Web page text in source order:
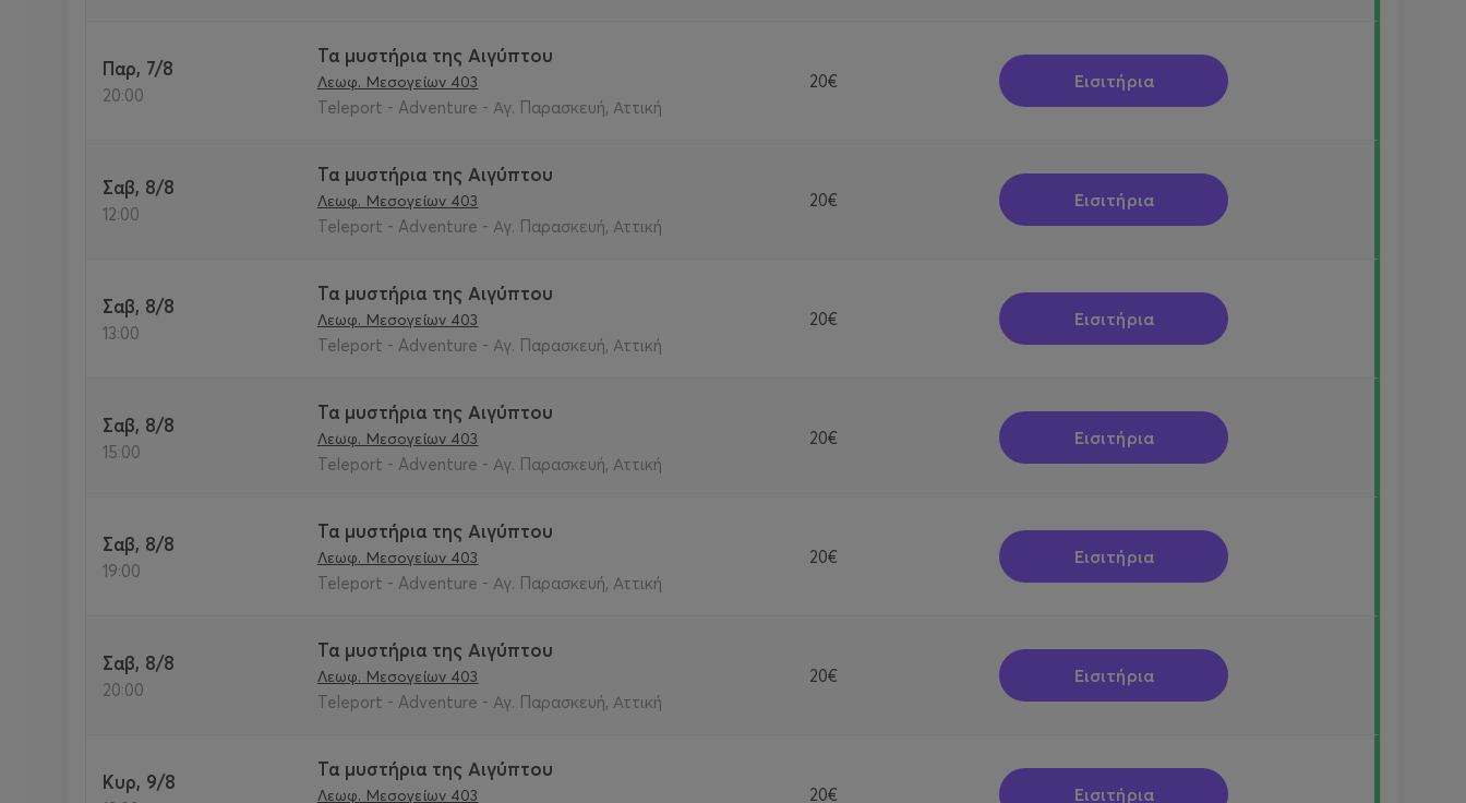
Παρ, 7/8
20:00
Τα μυστήρια της Αιγύπτου
Λεωφ. Μεσογείων 403
Teleport - Adventure - Αγ. Παρασκευή, Αττική
20€ Εισιτήρια
Σαβ, 8/8
12:00
Τα μυστήρια της Αιγύπτου
Λεωφ. Μεσογείων 403
Teleport - Adventure - Αγ. Παρασκευή, Αττική
20€ Εισιτήρια
Σαβ, 8/8
13:00
Τα μυστήρια της Αιγύπτου
Λεωφ. Μεσογείων 403
Teleport - Adventure - Αγ. Παρασκευή, Αττική
20€ Εισιτήρια
Σαβ, 8/8
15:00
Τα μυστήρια της Αιγύπτου
Λεωφ. Μεσογείων 403
Teleport - Adventure - Αγ. Παρασκευή, Αττική
20€ Εισιτήρια
Σαβ, 8/8
19:00
Τα μυστήρια της Αιγύπτου
Λεωφ. Μεσογείων 403
Teleport - Adventure - Αγ. Παρασκευή, Αττική
20€ Εισιτήρια
Σαβ, 8/8
20:00
Τα μυστήρια της Αιγύπτου
Λεωφ. Μεσογείων 403
Teleport - Adventure - Αγ. Παρασκευή, Αττική
20€ Εισιτήρια
Κυρ, 9/8
Τα μυστήρια της Αιγύπτου
Λεωφ. Μεσογείων 403 20€ Εισιτήρια